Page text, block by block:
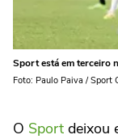
Sport está em terceiro
Foto: Paulo Paiva / Sport
O Sport deixou